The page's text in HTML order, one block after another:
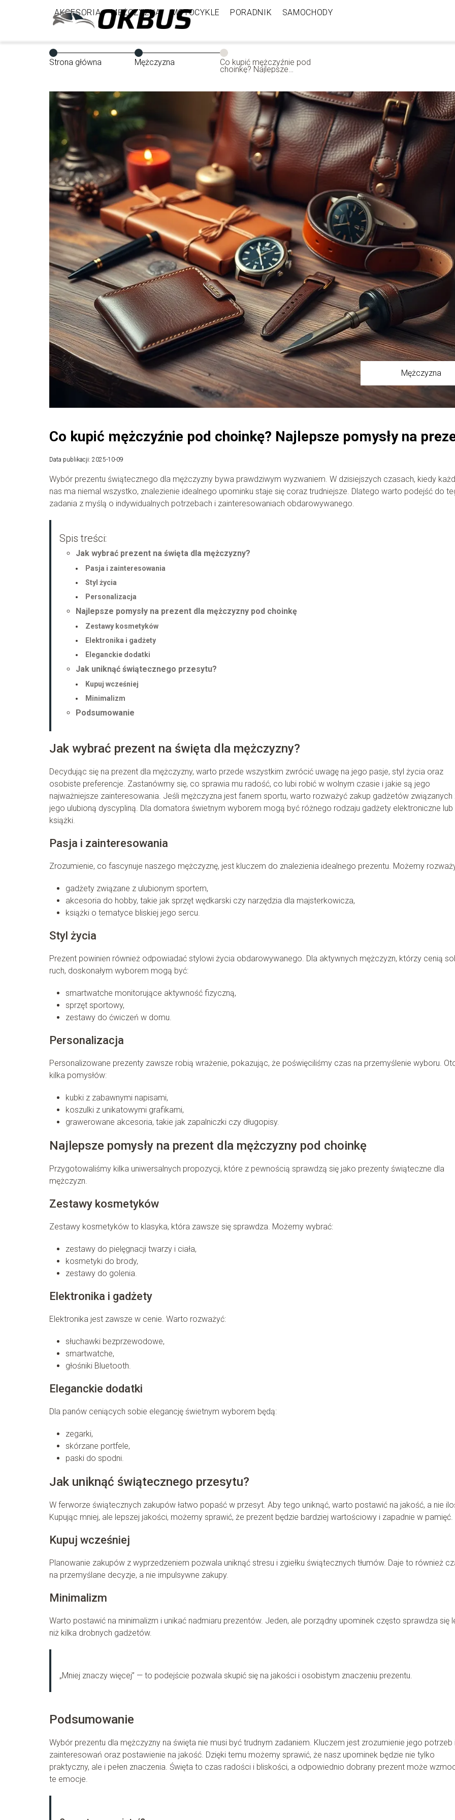
AKCESORIA MĘŻCZYZNA MOTOCYKLE PORADNIK SAMOCHODY
Strona główna Mężczyzna Co kupić mężczyźnie pod
choinkę? Najlepsze
pomysły na prezent
Mężczyzna
Co kupić mężczyźnie pod choinkę? Najlepsze pomysły na
Data publikacji: 2025-10-09
Wybór prezentu świątecznego dla mężczyzny bywa prawdziwym wyzwaniem. W dzisiejszych czasach, kiedy
nas ma niemal wszystko, znalezienie idealnego upominku staje się coraz trudniejsze. Dlatego warto podejść do
zadania z myślą o indywidualnych potrzebach i zainteresowaniach obdarowywanego.
Spis treści:
Jak wybrać prezent na święta dla mężczyzny?
Pasja i zainteresowania
Styl życia
Personalizacja
Najlepsze pomysły na prezent dla mężczyzny pod choinkę
Zestawy kosmetyków
Elektronika i gadżety
Eleganckie dodatki
Jak uniknąć świątecznego przesytu?
Kupuj wcześniej
Minimalizm
Podsumowanie
Jak wybrać prezent na święta dla mężczyzny?
Decydując się na prezent dla mężczyzny, warto przede wszystkim zwrócić uwagę na jego pasje, styl życia oraz
osobiste preferencje. Zastanówmy się, co sprawia mu radość, co lubi robić w wolnym czasie i jakie są jego
najważniejsze zainteresowania. Jeśli mężczyzna jest fanem sportu, warto rozważyć zakup gadżetów związanych
jego ulubioną dyscypliną. Dla domatora świetnym wyborem mogą być różnego rodzaju gadżety elektroniczne lub
książki.
Pasja i zainteresowania
Zrozumienie, co fascynuje naszego mężczyznę, jest kluczem do znalezienia idealnego prezentu. Możemy
gadżety związane z ulubionym sportem,
akcesoria do hobby, takie jak sprzęt wędkarski czy narzędzia dla majsterkowicza,
książki o tematyce bliskiej jego sercu.
Styl życia
Prezent powinien również odpowiadać stylowi życia obdarowywanego. Dla aktywnych mężczyzn, którzy cenią
ruch, doskonałym wyborem mogą być:
smartwatche monitorujące aktywność fizyczną,
sprzęt sportowy,
zestawy do ćwiczeń w domu.
Personalizacja
Personalizowane prezenty zawsze robią wrażenie, pokazując, że poświęciliśmy czas na przemyślenie wyboru.
kilka pomysłów:
kubki z zabawnymi napisami,
koszulki z unikatowymi grafikami,
grawerowane akcesoria, takie jak zapalniczki czy długopisy.
Najlepsze pomysły na prezent dla mężczyzny pod choinkę
Przygotowaliśmy kilka uniwersalnych propozycji, które z pewnością sprawdzą się jako prezenty świąteczne dla
mężczyzn.
Zestawy kosmetyków
Zestawy kosmetyków to klasyka, która zawsze się sprawdza. Możemy wybrać:
zestawy do pielęgnacji twarzy i ciała,
kosmetyki do brody,
zestawy do golenia.
Elektronika i gadżety
Elektronika jest zawsze w cenie. Warto rozważyć:
słuchawki bezprzewodowe,
smartwatche,
głośniki Bluetooth.
Eleganckie dodatki
Dla panów ceniących sobie elegancję świetnym wyborem będą:
zegarki,
skórzane portfele,
paski do spodni.
Jak uniknąć świątecznego przesytu?
W ferworze świątecznych zakupów łatwo popaść w przesyt. Aby tego uniknąć, warto postawić na jakość, a nie
Kupując mniej, ale lepszej jakości, możemy sprawić, że prezent będzie bardziej wartościowy i zapadnie w pamięć.
Kupuj wcześniej
Planowanie zakupów z wyprzedzeniem pozwala uniknąć stresu i zgiełku świątecznych tłumów. Daje to również
na przemyślane decyzje, a nie impulsywne zakupy.
Minimalizm
Warto postawić na minimalizm i unikać nadmiaru prezentów. Jeden, ale porządny upominek często sprawdza się
niż kilka drobnych gadżetów.
„Mniej znaczy więcej” — to podejście pozwala skupić się na jakości i osobistym znaczeniu prezentu.
Podsumowanie
Wybór prezentu dla mężczyzny na święta nie musi być trudnym zadaniem. Kluczem jest zrozumienie jego potrzeb
zainteresowań oraz postawienie na jakość. Dzięki temu możemy sprawić, że nasz upominek będzie nie tylko
praktyczny, ale i pełen znaczenia. Święta to czas radości i bliskości, a odpowiednio dobrany prezent może
te emocje.